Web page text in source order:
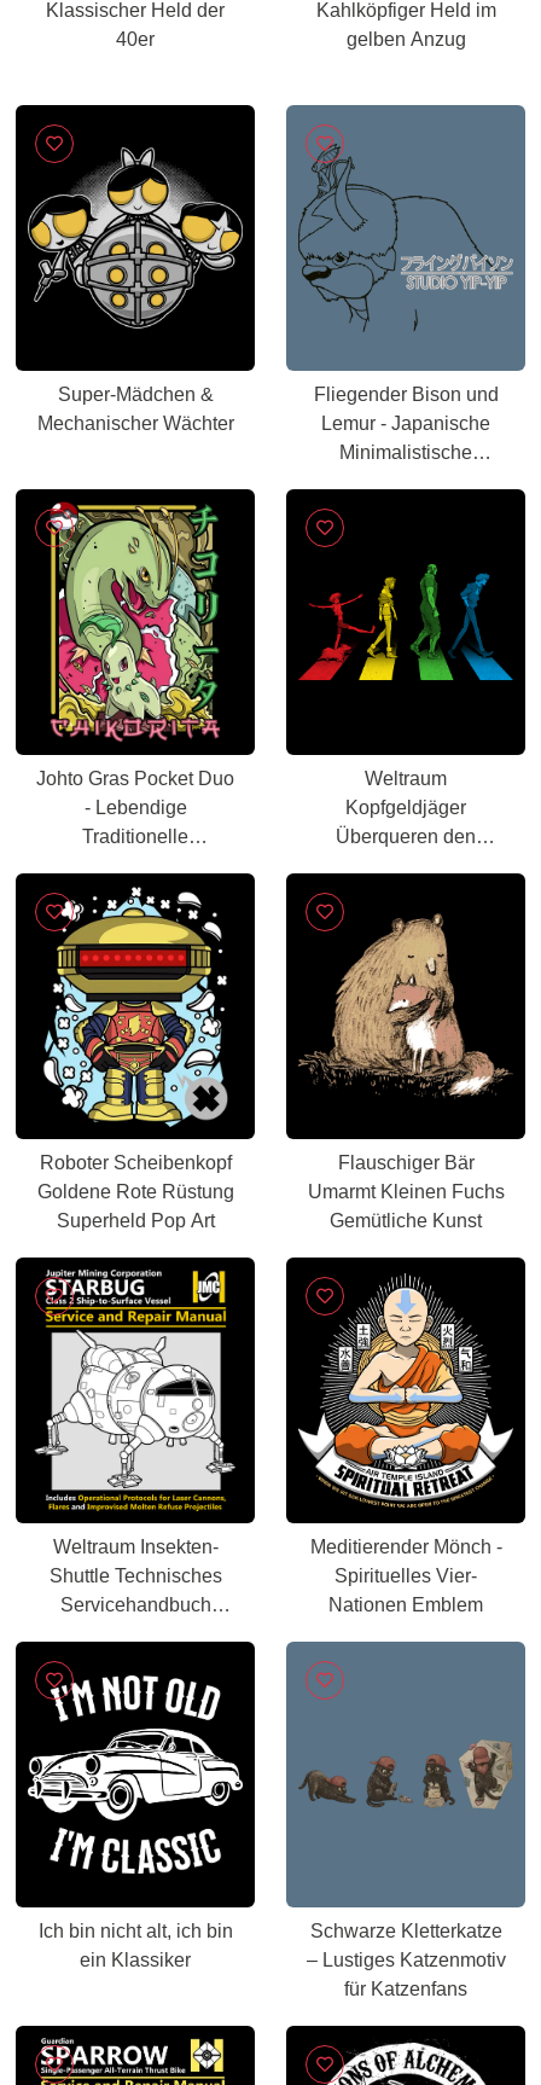
Klassischer Held der
40er
Kahlköpfiger Held im
gelben Anzug
Super-Mädchen &
Mechanischer Wächter
Fliegender Bison und
Lemur - Japanische
Minimalistische
Johto Gras Pocket Duo
- Lebendige
Traditionelle
Weltraum
Kopfgeldjäger
Überqueren den
Roboter Scheibenkopf
Goldene Rote Rüstung
Superheld Pop Art
Flauschiger Bär
Umarmt Kleinen Fuchs
Gemütliche Kunst
Weltraum Insekten-
Shuttle Technisches
Servicehandbuch
Meditierender Mönch -
Spirituelles Vier-
Nationen Emblem
Ich bin nicht alt, ich bin
ein Klassiker
Schwarze Kletterkatze
– Lustiges Katzenmotiv
für Katzenfans